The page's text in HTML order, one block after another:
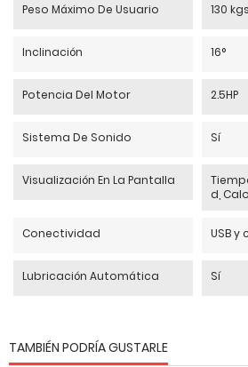
Peso Máximo De Usuario 130 kgs
Inclinación 16°
Potencia Del Motor 2.5HP
Sistema De Sonido Sí
Visualización En La Pantalla
d,
Conectividad USB y
Lubricación Automática Sí
TAMBIÉN PODRÍA GUSTARLE